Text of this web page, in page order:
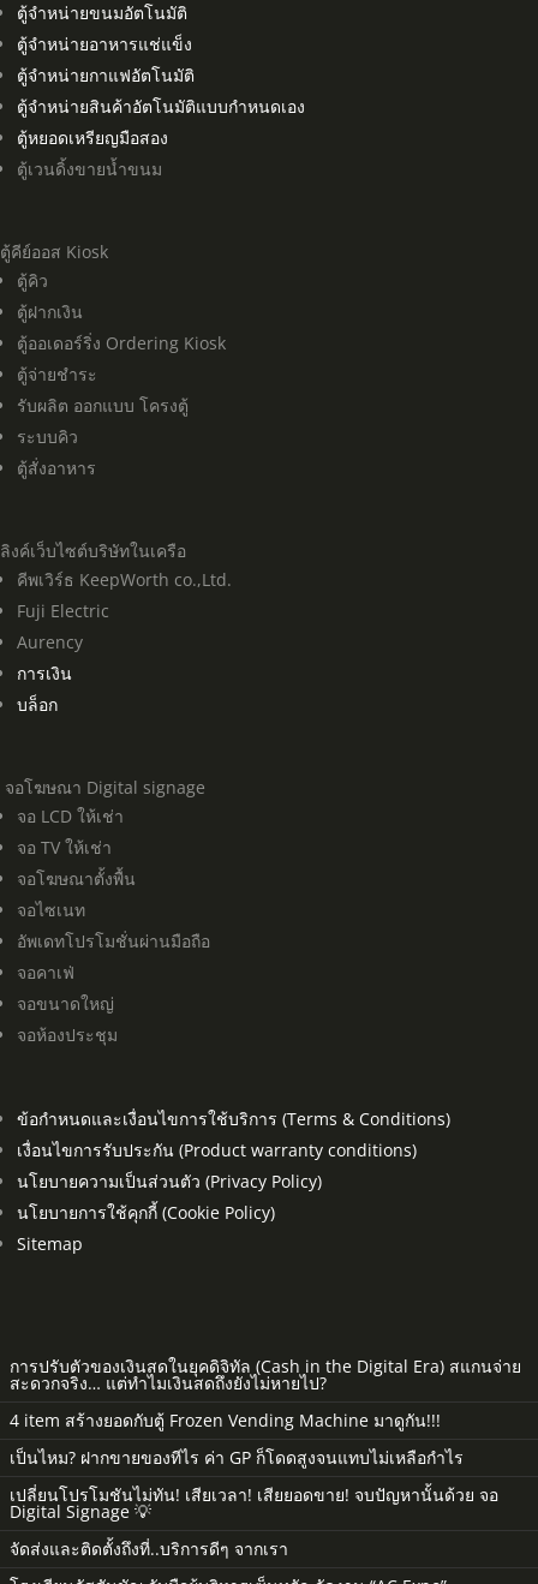
ตู้จำหน่ายขนมอัตโนมัติ
ตู้จำหน่ายอาหารแช่แข็ง
ตู้จำหน่ายกาแฟอัตโนมัติ
ตู้จำหน่ายสินค้าอัตโนมัติแบบกำหนดเอง
ตู้หยอดเหรียญมือสอง
ตู้เวนดิ้งขายน้ำขนม
ตู้คีย์ออส Kiosk
ตู้คิว
ตู้ฝากเงิน
ตู้ออเดอร์ริ่ง Ordering Kiosk
ตู้จ่ายชำระ
รับผลิต ออกแบบ โครงตู้
ระบบคิว
ตู้สั่งอาหาร
ลิงค์เว็บไซต์บริษัทในเครือ
คีพเวิร์ธ KeepWorth co.,Ltd.
Fuji Electric
Aurency
การเงิน
บล็อก
จอโฆษณา Digital signage
จอ LCD ให้เช่า
จอ TV ให้เช่า
จอโฆษณาตั้งพื้น
จอไซเนท
อัพเดทโปรโมชั่นผ่านมือถือ
จอคาเฟ่
จอขนาดใหญ่
จอห้องประชุม
ข้อกำหนดและเงื่อนไขการใช้บริการ (Terms & Conditions)
เงื่อนไขการรับประกัน (Product warranty conditions)
นโยบายความเป็นส่วนตัว (Privacy Policy)
นโยบายการใช้คุกกี้ (Cookie Policy)
Sitemap
การปรับตัวของเงินสดในยุคดิจิทัล (Cash in the Digital Era) สแกนจ่าย
สะดวกจริง… แต่ทำไมเงินสดถึงยังไม่หายไป?
4 item สร้างยอดกับตู้ Frozen Vending Machine มาดูกัน!!!
เป็นไหม? ฝากขายของทีไร ค่า GP ก็โดดสูงจนแทบไม่เหลือกำไร
เปลี่ยนโปรโมชันไม่ทัน! เสียเวลา! เสียยอดขาย! จบปัญหานั้นด้วย จอ
Digital Signage 💡
จัดส่งและติดตั้งถึงที่..บริการดีๆ จากเรา